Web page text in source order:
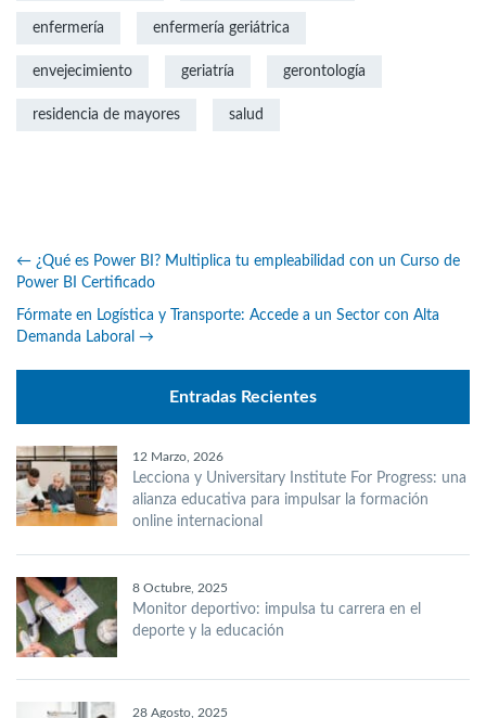
enfermería enfermería geriátrica
envejecimiento geriatría gerontología
residencia de mayores salud
← ¿Qué es Power BI? Multiplica tu empleabilidad con un Curso de
Power BI Certificado
Fórmate en Logística y Transporte: Accede a un Sector con Alta
Demanda Laboral →
Entradas Recientes
12 Marzo, 2026
Lecciona y Universitary Institute For Progress: una
alianza educativa para impulsar la formación
online internacional
8 Octubre, 2025
Monitor deportivo: impulsa tu carrera en el
deporte y la educación
28 Agosto, 2025